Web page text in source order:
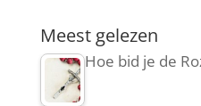
Meest gelezen
Hoe bid je de